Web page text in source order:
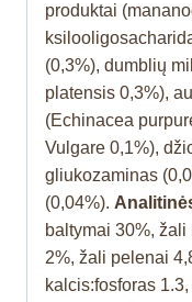
produktai
(0,3%), dumblių
platensis 0,3%),
(Echinacea
Vulgare 0,1%),
gliukozaminas
(0,04%).
baltymai 30%,
2%, žali pelenai
kalcis:fosforas